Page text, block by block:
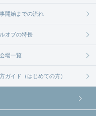
開始までの流れ
オブの特長
場一覧
ガイド（はじめての方）